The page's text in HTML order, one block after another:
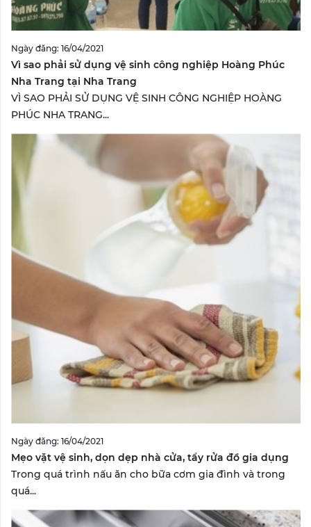
Ngày đăng: 16/04/2021
Vì sao phải sử dụng vệ sinh công nghiệp Hoàng Phúc
Nha Trang tại Nha Trang
VÌ SAO PHẢI SỬ DỤNG VỆ SINH CÔNG NGHIỆP HOÀNG
PHÚC NHA TRANG...
Ngày đăng: 16/04/2021
Mẹo vặt vệ sinh, dọn dẹp nhà cửa, tẩy rửa đồ gia dụng
Trong quá trình nấu ăn cho bữa cơm gia đình và trong
quá...